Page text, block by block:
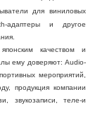
для виниловых
адаптеры и другое
качеством и
ему доверяют: Audio-
мероприятий,
продукция компании
звукозаписи, теле-и